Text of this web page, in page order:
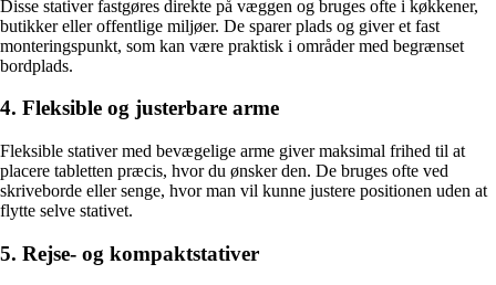
Disse stativer fastgøres direkte på væggen og bruges ofte i køkkener,
butikker eller offentlige miljøer. De sparer plads og giver et fast
monteringspunkt, som kan være praktisk i områder med begrænset
bordplads.
4. Fleksible og justerbare arme
Fleksible stativer med bevægelige arme giver maksimal frihed til at
placere tabletten præcis, hvor du ønsker den. De bruges ofte ved
skriveborde eller senge, hvor man vil kunne justere positionen uden at
flytte selve stativet.
5. Rejse- og kompaktstativer